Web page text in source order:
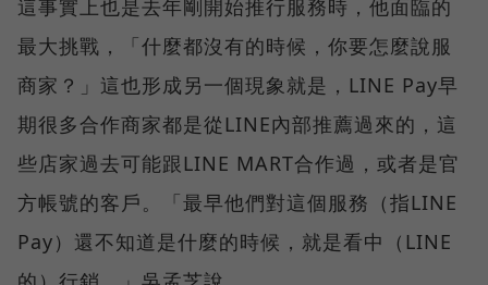
這事實上也是去年剛開始推行服務時，他面臨的
最大挑戰，「什麼都沒有的時候，你要怎麼說服
商家？」這也形成另一個現象就是，LINE Pay早
期很多合作商家都是從LINE內部推薦過來的，這
些店家過去可能跟LINE MART合作過，或者是官
方帳號的客戶。「最早他們對這個服務（指LINE
Pay）還不知道是什麼的時候，就是看中（LINE